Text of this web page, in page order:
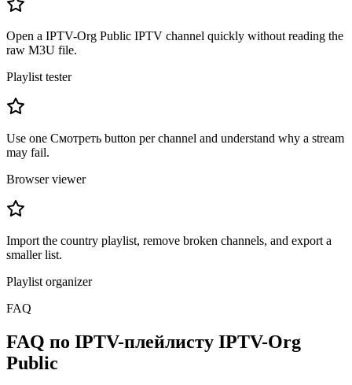
Open a IPTV-Org Public IPTV channel quickly without reading the
raw M3U file.
Playlist tester
Use one Смотреть button per channel and understand why a stream
may fail.
Browser viewer
Import the country playlist, remove broken channels, and export a
smaller list.
Playlist organizer
FAQ
FAQ по IPTV-плейлисту IPTV-Org
Public